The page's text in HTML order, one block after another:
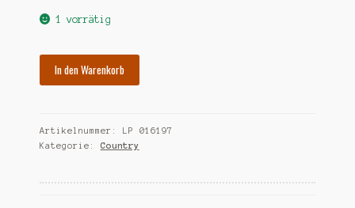
war:
1 vorrätig
of-
sealed
In den Warenkorb
Artikelnummer:
LP 016197
Kategorie: Country